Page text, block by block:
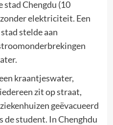
stad Chengdu (10
elektriciteit. Een
stelde aan
kraantjeswater,
zit op straat,
geëvacueerd
de student. In Chenghdu